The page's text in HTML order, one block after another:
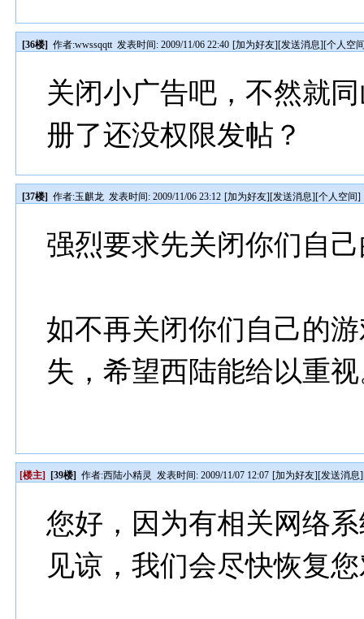
[36楼] 作者:wwssqqtt 发表时间: 2009/11/06 22:40 [加为好友][发送消息][个人空
关闭小广告吧，不然就
册了还没权限发帖？
[37楼] 作者:玉麒龙 发表时间: 2009/11/06 23:12 [加为好友][发送消息][个人空间]
强烈要求先关闭你们自
如不再关闭你们自己的
失，希望西陆能给以重
[楼主] [39楼] 作者:西陆小精灵 发表时间: 2009/11/07 12:07 [加为好友][发送消息
您好，因为有相关网络
见谅，我们会尽快恢复